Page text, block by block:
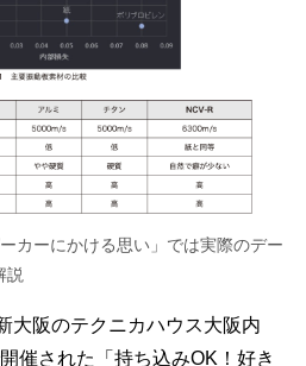
カーにかける思い」では実際のデー
説
大阪のテクニカハウス大阪内
催された「持ち込みOK！好き